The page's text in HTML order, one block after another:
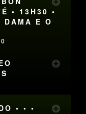
• 13H30 •
DAMA E O
• • •